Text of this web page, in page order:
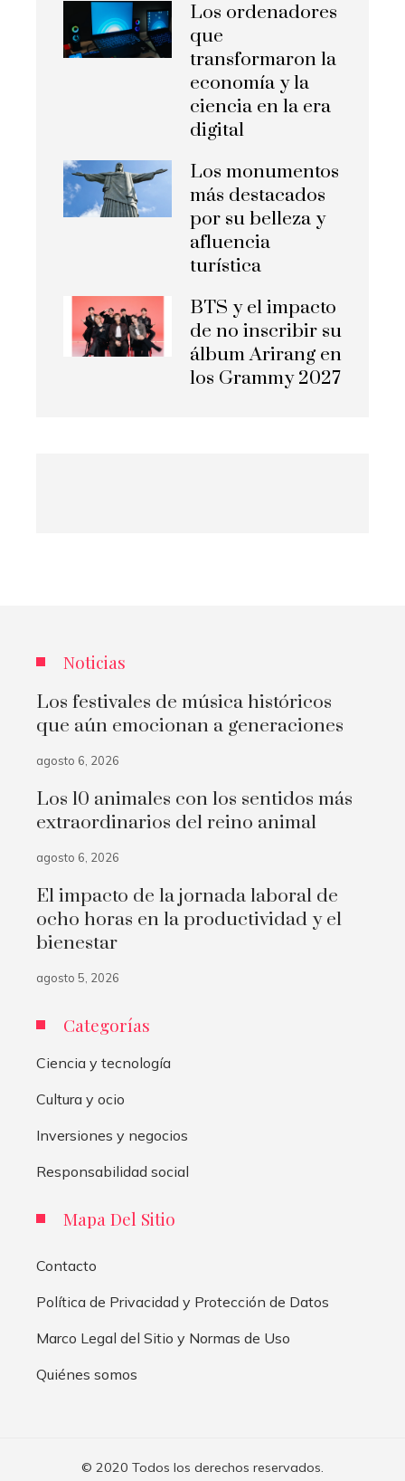
Los ordenadores
que
transformaron la
economía y la
ciencia en la era
digital
Los monumentos
más destacados
por su belleza y
afluencia
turística
BTS y el impacto
de no inscribir su
álbum Arirang en
los Grammy 2027
Noticias
Los festivales de música históricos
que aún emocionan a generaciones
agosto 6, 2026
Los 10 animales con los sentidos más
extraordinarios del reino animal
agosto 6, 2026
El impacto de la jornada laboral de
ocho horas en la productividad y el
bienestar
agosto 5, 2026
Categorías
Ciencia y tecnología
Cultura y ocio
Inversiones y negocios
Responsabilidad social
Mapa Del Sitio
Contacto
Política de Privacidad y Protección de Datos
Marco Legal del Sitio y Normas de Uso
Quiénes somos
© 2020 Todos los derechos reservados.